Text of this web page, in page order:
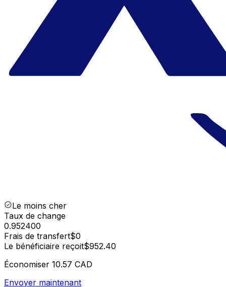
Le moins cher
Taux de change
0.952400
Frais de transfert$0
Le bénéficiaire reçoit$952.40
Économiser 10.57 CAD
Envoyer maintenant